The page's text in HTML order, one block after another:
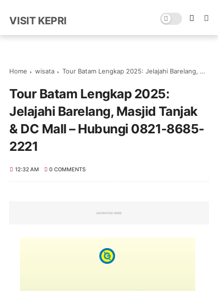
VISIT KEPRI
Home wisata Tour Batam Lengkap 2025: Jelajahi Barelang, Masjid Tanjak & DC Mall – Hubungi 0821-8685-2221
Tour Batam Lengkap 2025:
Jelajahi Barelang, Masjid Tanjak
& DC Mall – Hubungi 0821-8685-
2221
12:32 AM 0 COMMENTS